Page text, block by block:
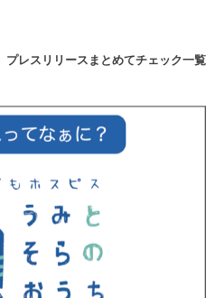
プレスリリースまとめてチェック一覧